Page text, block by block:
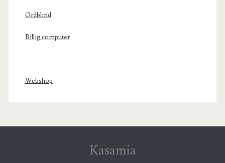
Ordblind
Billig computer
Webshop
Kasamia